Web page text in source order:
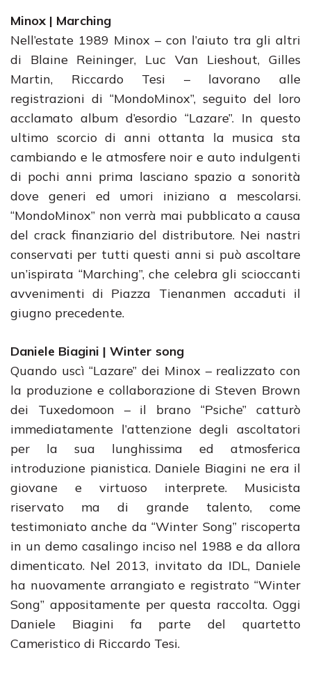
Minox | Marching
Nell’estate 1989 Minox – con l’aiuto tra gli altri
di Blaine Reininger, Luc Van Lieshout, Gilles
Martin, Riccardo Tesi – lavorano alle
registrazioni di “MondoMinox”, seguito del loro
acclamato album d’esordio “Lazare”. In questo
ultimo scorcio di anni ottanta la musica sta
cambiando e le atmosfere noir e auto indulgenti
di pochi anni prima lasciano spazio a sonorità
dove generi ed umori iniziano a mescolarsi.
“MondoMinox” non verrà mai pubblicato a causa
del crack finanziario del distributore. Nei nastri
conservati per tutti questi anni si può ascoltare
un’ispirata “Marching”, che celebra gli scioccanti
avvenimenti di Piazza Tienanmen accaduti il
giugno precedente.
Daniele Biagini | Winter song
Quando uscì “Lazare” dei Minox – realizzato con
la produzione e collaborazione di Steven Brown
dei Tuxedomoon – il brano “Psiche” catturò
immediatamente l’attenzione degli ascoltatori
per la sua lunghissima ed atmosferica
introduzione pianistica. Daniele Biagini ne era il
giovane e virtuoso interprete. Musicista
riservato ma di grande talento, come
testimoniato anche da “Winter Song” riscoperta
in un demo casalingo inciso nel 1988 e da allora
dimenticato. Nel 2013, invitato da IDL, Daniele
ha nuovamente arrangiato e registrato “Winter
Song” appositamente per questa raccolta. Oggi
Daniele Biagini fa parte del quartetto
Cameristico di Riccardo Tesi.